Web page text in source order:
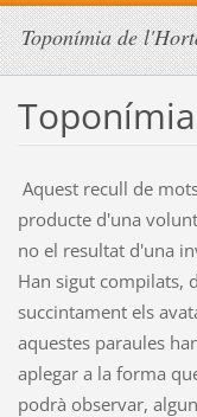
Toponímia de
Aquest recull de
producte d'una
no el resultat d'una
Han sigut compilats,
succintament els
aquestes paraules
aplegar a la forma
podrà observar,